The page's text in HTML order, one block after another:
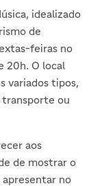
idealizado
de
feiras no
20h. O local
variados tipos,
transporte ou
aos
de mostrar o
no